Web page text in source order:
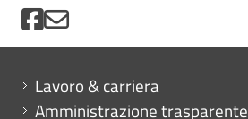
Mini menu di servizio
Lavoro & carriera
Amministrazione trasparente